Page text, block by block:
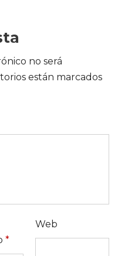
no será
están marcados
*
Web